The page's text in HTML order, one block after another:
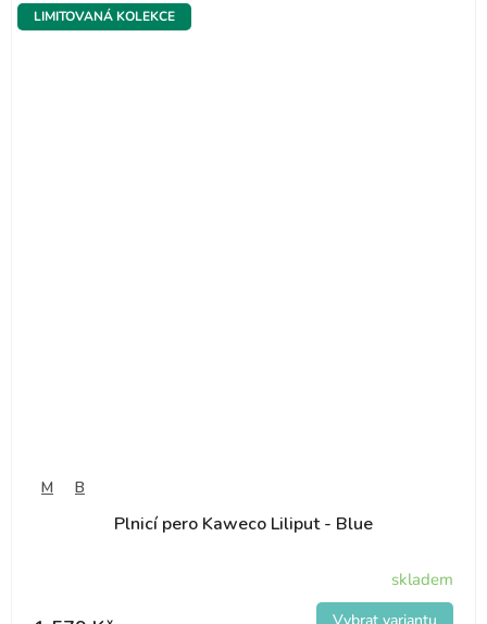
LIMITOVANÁ KOLEKCE
Plnicí pero Kaweco Liliput - Blue
skladem
M B